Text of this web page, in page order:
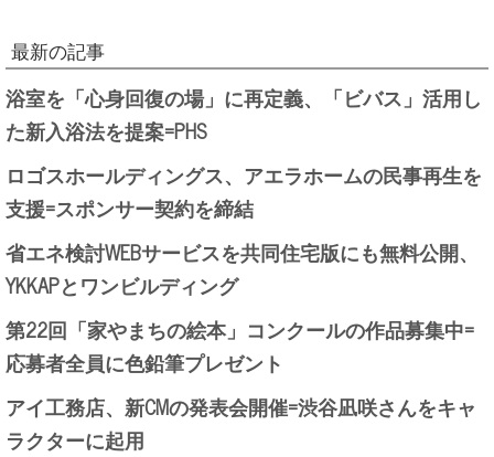
最新の記事
浴室を「心身回復の場」に再定義、「ビバス」活用し
た新入浴法を提案=PHS
ロゴスホールディングス、アエラホームの民事再生を
支援=スポンサー契約を締結
省エネ検討WEBサービスを共同住宅版にも無料公開、
YKKAPとワンビルディング
第22回「家やまちの絵本」コンクールの作品募集中=
応募者全員に色鉛筆プレゼント
アイ工務店、新CMの発表会開催=渋谷凪咲さんをキャ
ラクターに起用